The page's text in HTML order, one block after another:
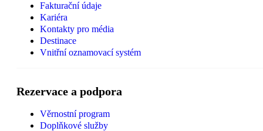
Fakturační údaje
Kariéra
Kontakty pro média
Destinace
Vnitřní oznamovací systém
Rezervace a podpora
Věrnostní program
Doplňkové služby